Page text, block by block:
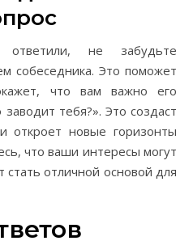
не забудьте
собеседника. Это поможет
что вам важно его
тебя?». Это создаст
откроет новые горизонты
что ваши интересы могут
стать отличной основой для